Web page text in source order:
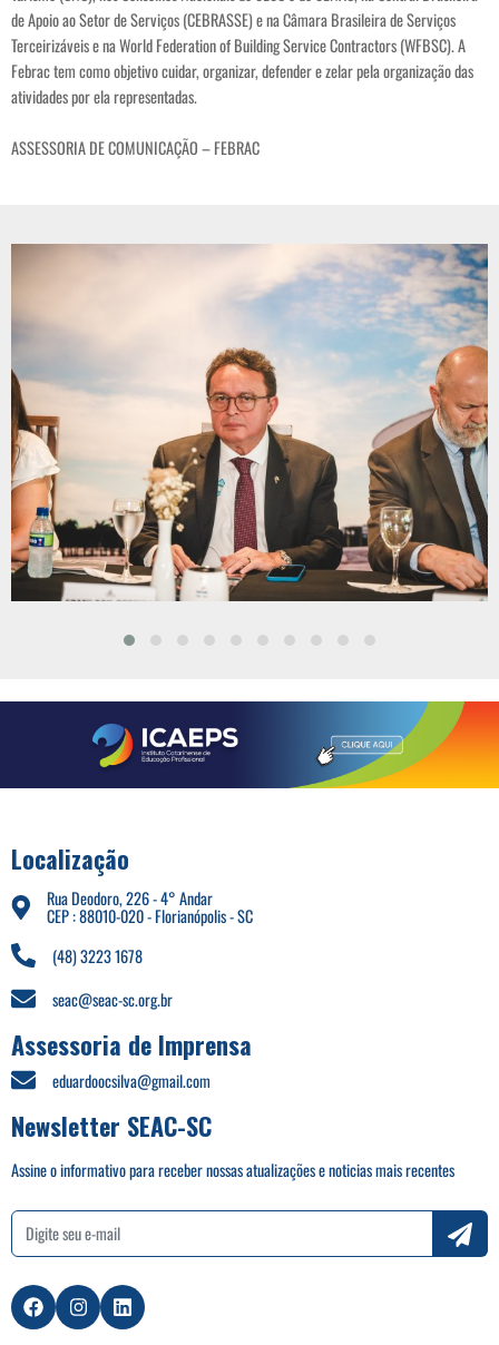
de Apoio ao Setor de Serviços (CEBRASSE) e na Câmara Brasileira de Serviços
Terceirizáveis e na World Federation of Building Service Contractors (WFBSC). A
Febrac tem como objetivo cuidar, organizar, defender e zelar pela organização das
atividades por ela representadas.
ASSESSORIA DE COMUNICAÇÃO – FEBRAC
Localização
Rua Deodoro, 226 - 4° Andar
CEP : 88010-020 - Florianópolis - SC
(48) 3223 1678
seac@seac-sc.org.br
Assessoria de Imprensa
eduardoocsilva@gmail.com
Newsletter SEAC-SC
Assine o informativo para receber nossas atualizações e noticias mais recentes